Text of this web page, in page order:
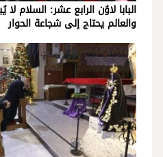
البابا لاوُن الرابع عشر: السلام
والعالم يحتاج إلى شجاعة الحوار